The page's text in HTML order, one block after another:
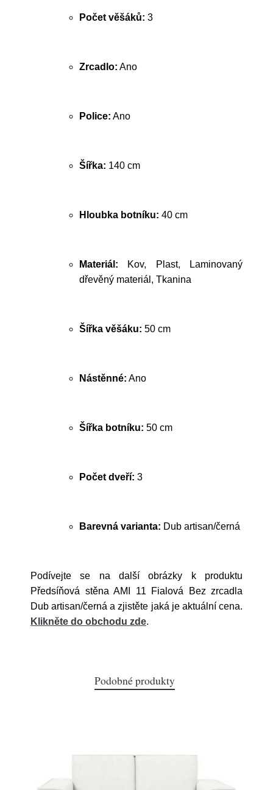
Počet věšáků: 3
Zrcadlo: Ano
Police: Ano
Šířka: 140 cm
Hloubka botníku: 40 cm
Materiál: Kov, Plast, Laminovaný
dřevěný materiál, Tkanina
Šířka věšáku: 50 cm
Nástěnné: Ano
Šířka botníku: 50 cm
Počet dveří: 3
Barevná varianta: Dub artisan/černá
Podívejte se na další obrázky k produktu
Předsíňová stěna AMI 11 Fialová Bez zrcadla
Dub artisan/černá a zjistěte jaká je aktuální cena.
Klikněte do obchodu zde.
Podobné produkty